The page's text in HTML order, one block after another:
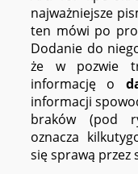
najważniejsze
ten mówi po
Dodanie do
że w pozwie
informację o
informacji
braków (pod
oznacza
się sprawą przez